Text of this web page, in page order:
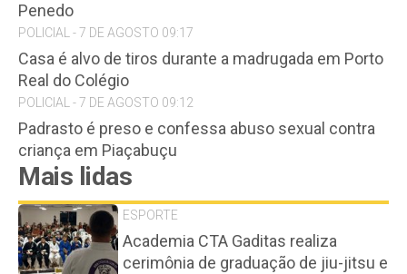
Penedo
POLICIAL - 7 DE AGOSTO 09:17
Casa é alvo de tiros durante a madrugada em Porto
Real do Colégio
POLICIAL - 7 DE AGOSTO 09:12
Padrasto é preso e confessa abuso sexual contra
criança em Piaçabuçu
Mais lidas
ESPORTE
Academia CTA Gaditas realiza
cerimônia de graduação de jiu-jitsu e